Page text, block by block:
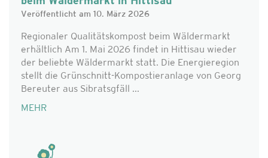
Veröffentlicht am 10. März 2026
Regionaler Qualitätskompost beim Wäldermarkt
erhältlich Am 1. Mai 2026 findet in Hittisau wieder
der beliebte Wäldermarkt statt. Die Energieregion
stellt die Grünschnitt-Kompostieranlage von Georg
Bereuter aus Sibratsgfäll ...
MEHR